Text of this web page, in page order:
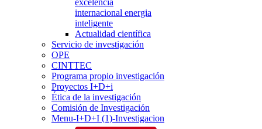
excelencia
internacional energia
inteligente
Actualidad científica
Servicio de investigación
OPE
CINTTEC
Programa propio investigación
Proyectos I+D+i
Ética de la investigación
Comisión de Investigación
Menu-I+D+I (1)-Investigacion